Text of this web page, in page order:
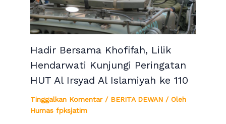
Hadir Bersama Khofifah, Lilik
Hendarwati Kunjungi Peringatan
HUT Al Irsyad Al Islamiyah ke 110
Tinggalkan Komentar / BERITA DEWAN / Oleh
Humas fpksjatim